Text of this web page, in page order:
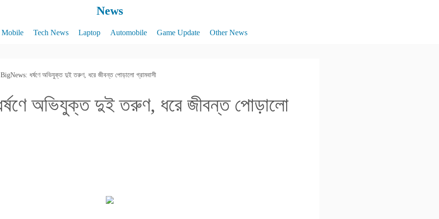
News
Mobile Tech News Laptop Automobile Game Update Other News
BigNews: ধর্ষণে অভিযুক্ত দুই তরুণ, ধরে জীবন্ত পোড়ালো গ্রামবাসী
অভিযুক্ত দুই তরুণ, ধরে জীবন্ত পোড়ালো